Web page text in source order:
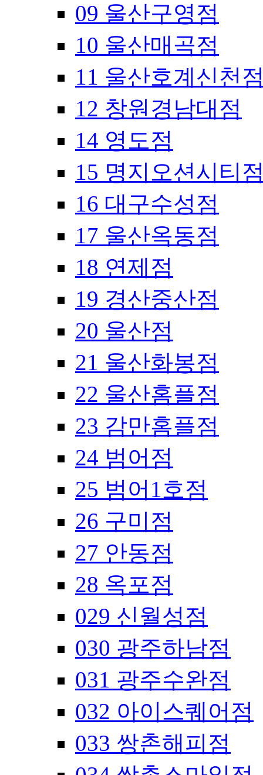
09 울산구영점
10 울산매곡점
11 울산호계신천
12 창원경남대점
14 영도점
15 명지오션시티
16 대구수성점
17 울산옥동점
18 연제점
19 경산중산점
20 울산점
21 울산화봉점
22 울산홈플점
23 감만홈플점
24 범어점
25 범어1호점
26 구미점
27 안동점
28 옥포점
029 신월성점
030 광주하남점
031 광주수완점
032 아이스퀘어점
033 쌍촌해피점